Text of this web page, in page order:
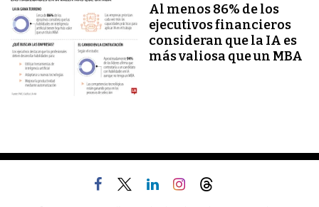
Al menos 86% de los
ejecutivos financieros
consideran que la IA es
más valiosa que un MBA